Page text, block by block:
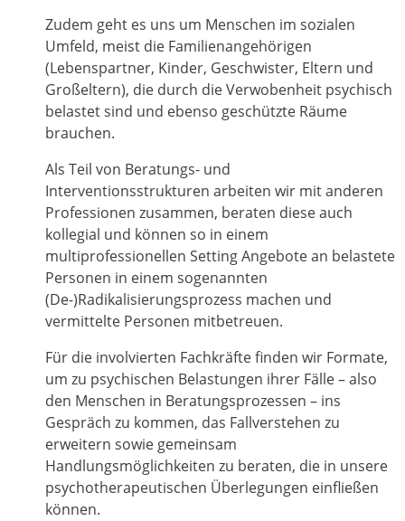
Zudem geht es uns um Menschen im sozialen
Umfeld, meist die Familienangehörigen
(Lebenspartner, Kinder, Geschwister, Eltern und
Großeltern), die durch die Verwobenheit psychisch
belastet sind und ebenso geschützte Räume
brauchen.
Als Teil von Beratungs- und
Interventionsstrukturen arbeiten wir mit anderen
Professionen zusammen, beraten diese auch
kollegial und können so in einem
multiprofessionellen Setting Angebote an belastete
Personen in einem sogenannten
(De-)Radikalisierungsprozess machen und
vermittelte Personen mitbetreuen.
Für die involvierten Fachkräfte finden wir Formate,
um zu psychischen Belastungen ihrer Fälle – also
den Menschen in Beratungsprozessen – ins
Gespräch zu kommen, das Fallverstehen zu
erweitern sowie gemeinsam
Handlungsmöglichkeiten zu beraten, die in unsere
psychotherapeutischen Überlegungen einfließen
können.